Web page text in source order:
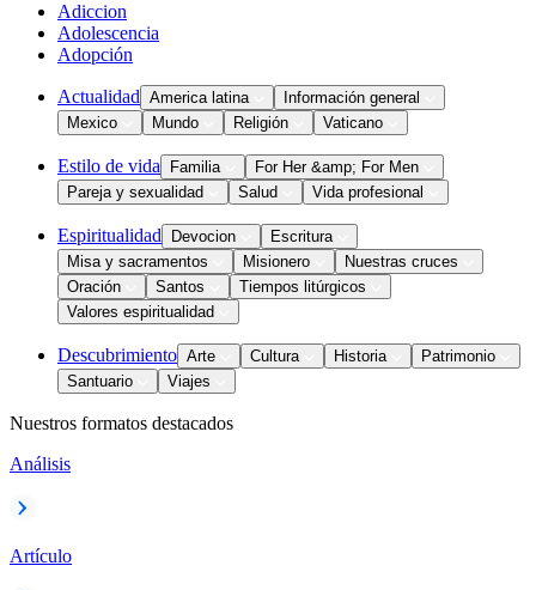
Adiccion
Adolescencia
Adopción
Actualidad America latina
Información general
Mexico
Mundo Religión Vaticano
Estilo de vida Familia
For Her &amp; For Men
Pareja y sexualidad
Salud Vida profesional
Espiritualidad Devocion
Escritura
Misa y sacramentos
Misionero
Nuestras cruces
Oración
Santos
Tiempos litúrgicos
Valores espiritualidad
Descubrimiento Arte Cultura Historia
Patrimonio
Santuario
Viajes
Nuestros formatos destacados
Análisis
Artículo